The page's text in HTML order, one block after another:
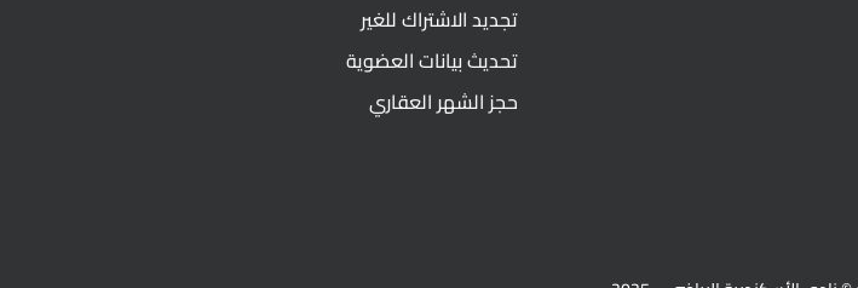
تجديد الاشتراك للغير
تحديث بيانات العضوية
حجز الشهر العقاري